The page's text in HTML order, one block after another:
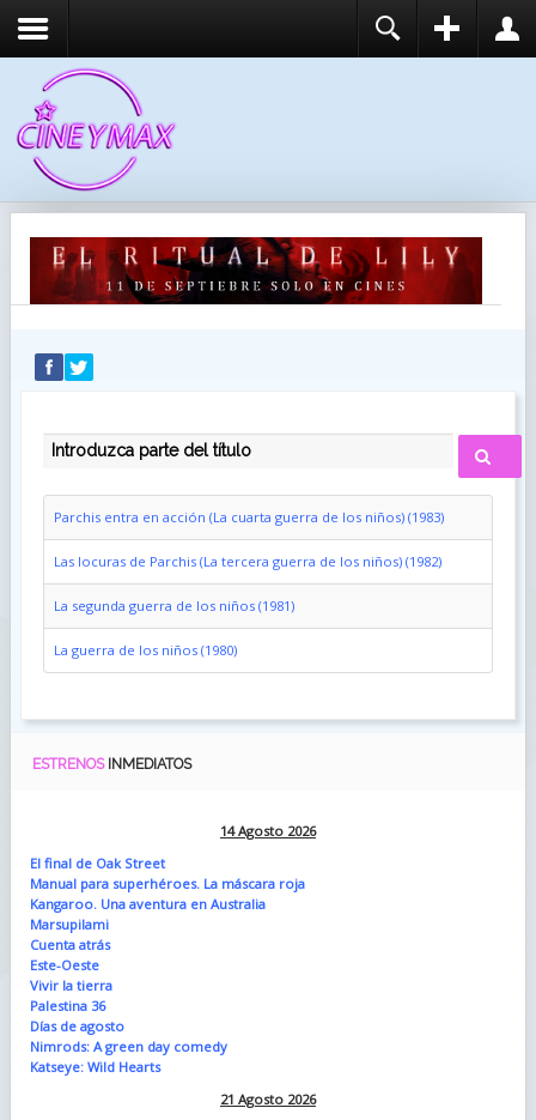
RECUÉRDEME
IDENTIFICARSE
INTRODUZCA PARTE DEL TÍTULO
Parchis entra en acción (La cuarta guerra de los niños) (1983)
Las locuras de Parchis (La tercera guerra de los niños) (1982)
La segunda guerra de los niños (1981)
La guerra de los niños (1980)
ESTRENOS INMEDIATOS
14 Agosto 2026
El final de Oak Street
Manual para superhéroes. La máscara roja
Kangaroo. Una aventura en Australia
Marsupilami
Cuenta atrás
Este-Oeste
Vivir la tierra
Palestina 36
Días de agosto
Nimrods: A green day comedy
Katseye: Wild Hearts
21 Agosto 2026